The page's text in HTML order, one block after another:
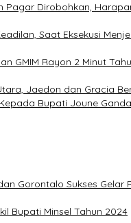
Pagar Dirobohkan,
Saat Eksekusi
GMIM Rayon 2 Minut
Jaedon dan Gracia
Bupati Joune Ganda
Gorontalo Sukses Gelar
Bupati Minsel Tahun 2024